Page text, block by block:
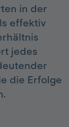
in der
effektiv
jedes
die Erfolge